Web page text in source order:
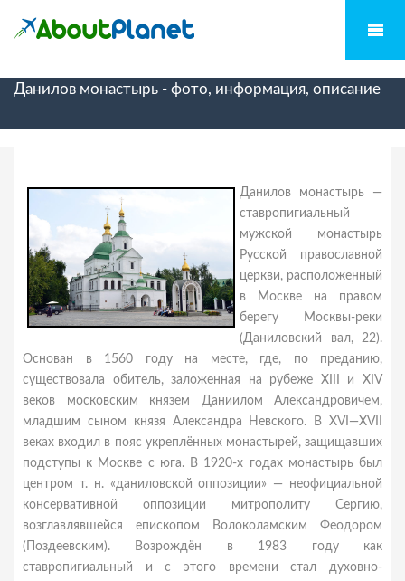
Данилов монастырь - фото, информация, описание
Данилов монастырь —
ставропигиальный
мужской монастырь
Русской православной
церкви, расположенный
в Москве на правом
берегу Москвы-реки
(Даниловский вал, 22).
Основан в 1560 году на месте, где, по преданию,
существовала обитель, заложенная на рубеже XIII и XIV
веков московским князем Даниилом Александровичем,
младшим сыном князя Александра Невского. В XVI—XVII
веках входил в пояс укреплённых монастырей, защищавших
подступы к Москве с юга. В 1920-х годах монастырь был
центром т. н. «даниловской оппозиции» — неофициальной
консервативной оппозиции митрополиту Сергию,
возглавлявшейся епископом Волоколамским Феодором
(Поздеевским). Возрождён в 1983 году как
ставропигиальный и с этого времени стал духовно-